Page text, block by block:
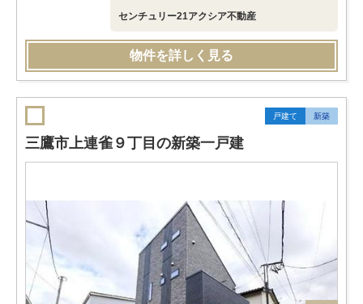
センチュリー21アクシア不動産
物件を詳しく見る
戸建て 新築
三鷹市上連雀９丁目の新築一戸建